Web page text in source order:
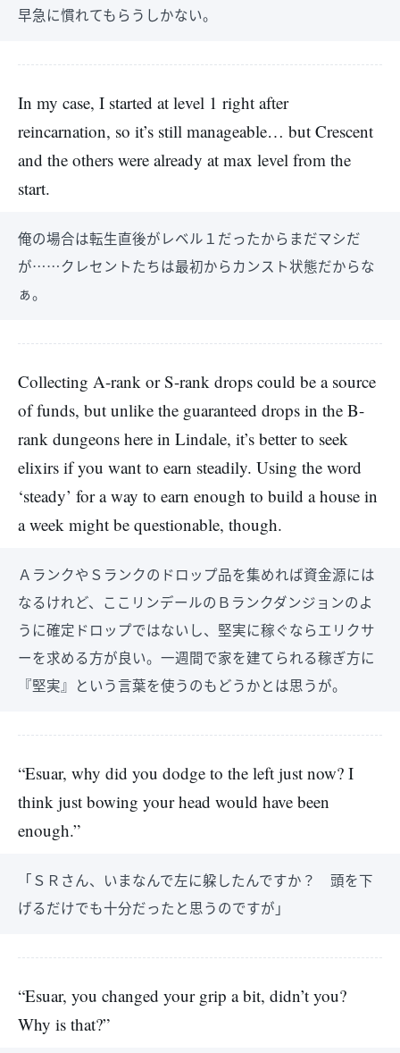
早急に慣れてもらうしかない。
In my case, I started at level 1 right after
reincarnation, so it’s still manageable… but Crescent
and the others were already at max level from the
start.
俺の場合は転生直後がレベル１だったからまだマシだ
が……クレセントたちは最初からカンスト状態だからな
ぁ。
Collecting A-rank or S-rank drops could be a source
of funds, but unlike the guaranteed drops in the B-
rank dungeons here in Lindale, it’s better to seek
elixirs if you want to earn steadily. Using the word
‘steady’ for a way to earn enough to build a house in
a week might be questionable, though.
ＡランクやＳランクのドロップ品を集めれば資金源には
なるけれど、ここリンデールのＢランクダンジョンのよ
うに確定ドロップではないし、堅実に稼ぐならエリクサ
ーを求める方が良い。一週間で家を建てられる稼ぎ方に
『堅実』という言葉を使うのもどうかとは思うが。
“Esuar, why did you dodge to the left just now? I
think just bowing your head would have been
enough.”
「ＳＲさん、いまなんで左に躱したんですか？ 頭を下
げるだけでも十分だったと思うのですが」
“Esuar, you changed your grip a bit, didn’t you?
Why is that?”